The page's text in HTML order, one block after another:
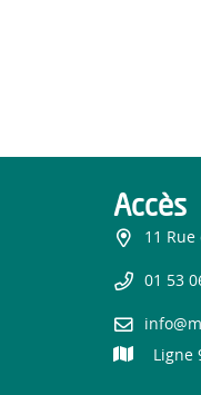
Accès
11 Rue
01 53
Ligne